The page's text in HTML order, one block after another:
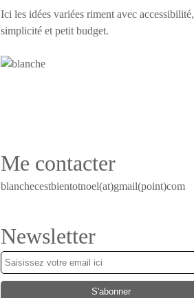
Ici les idées variées riment avec accessibilité,
simplicité et petit budget.
Me contacter
blanchecestbientotnoel(at)gmail(point)com
Newsletter